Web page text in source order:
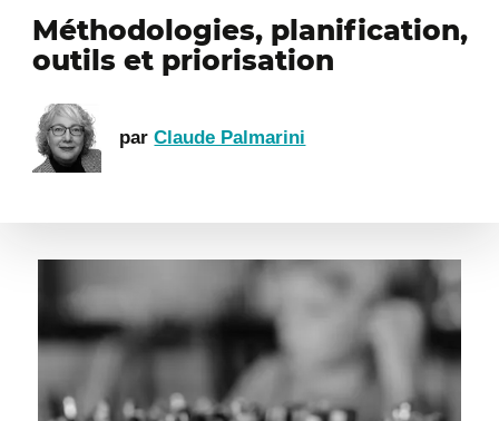
Méthodologies, planification,
outils et priorisation
parClaude Palmarini